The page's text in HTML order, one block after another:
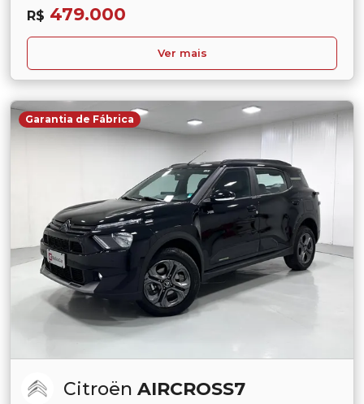
R$ 479.000
Ver mais
Garantia de Fábrica
Citroën AIRCROSS7